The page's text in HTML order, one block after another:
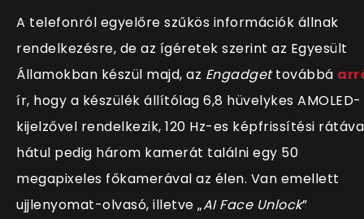
A telefonról egyelőre szűkös információk állnak
rendelkezésre, de az ígéretek szerint az Egyesült
Államokban készül majd, az Engadgettovábbá
ír, hogy a készülék állítólag 6,8 hüvelykes AMOLED-
kijelzővel rendelkezik, 120 Hz-es képfrissítési
hátul pedig három kamerát találni egy 50
megapixeles főkamerával az élen. Van emellett
ujjlenyomat-olvasó, illetve „AI Face Unlock”